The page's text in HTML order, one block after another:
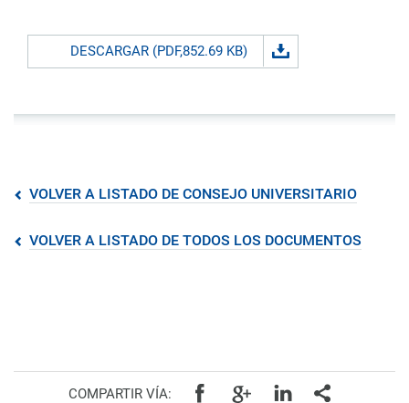
DESCARGAR (PDF,852.69 KB)
VOLVER A LISTADO DE CONSEJO UNIVERSITARIO
VOLVER A LISTADO DE TODOS LOS DOCUMENTOS
COMPARTIR VÍA: